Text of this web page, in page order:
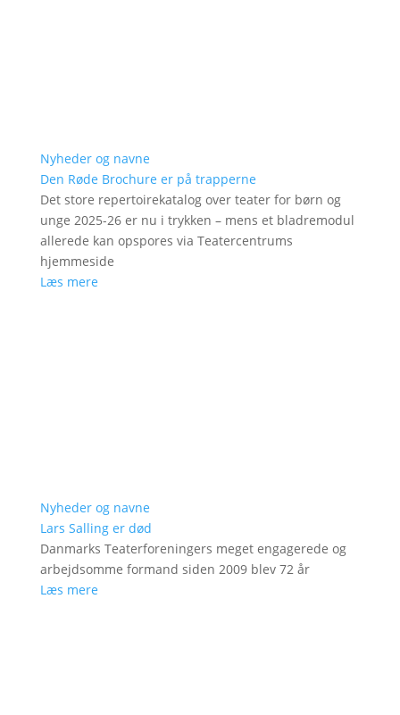
Nyheder og navne
Den Røde Brochure er på trapperne
Det store repertoirekatalog over teater for børn og
unge 2025-26 er nu i trykken – mens et bladremodul
allerede kan opspores via Teatercentrums
hjemmeside
Læs mere
Nyheder og navne
Lars Salling er død
Danmarks Teaterforeningers meget engagerede og
arbejdsomme formand siden 2009 blev 72 år
Læs mere